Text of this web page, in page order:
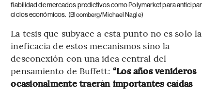
fiabilidad de mercados predictivos como Polymarket para anticipar
ciclos económicos. (Bloomberg/Michael Nagle)
La tesis que subyace a esta punto no es solo la
ineficacia de estos mecanismos sino la
desconexión con una idea central del
pensamiento de Buffett: “Los años venideros
ocasionalmente traerán importantes caídas